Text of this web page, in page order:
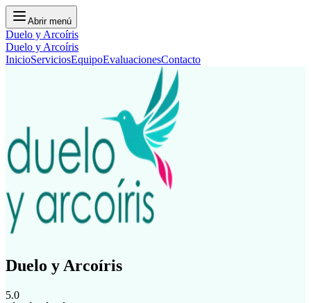
Abrir menú
Duelo y Arcoíris
Duelo y Arcoíris
InicioServiciosEquipoEvaluacionesContacto
Duelo y Arcoíris
5.0